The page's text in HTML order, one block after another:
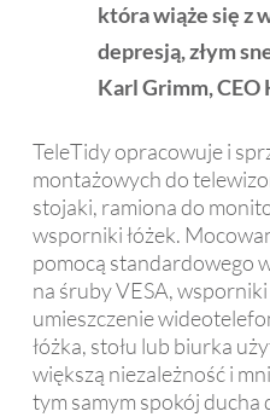
która wiąże się z
depresją, złym
Karl Grimm,
TeleTidy opracowuje i
montażowych do
stojaki, ramiona do
wsporniki łóżek.
pomocą standardowego
na śruby VESA,
umieszczenie
łóżka, stołu lub biurka
większą niezależność i
tym samym spokój ducha